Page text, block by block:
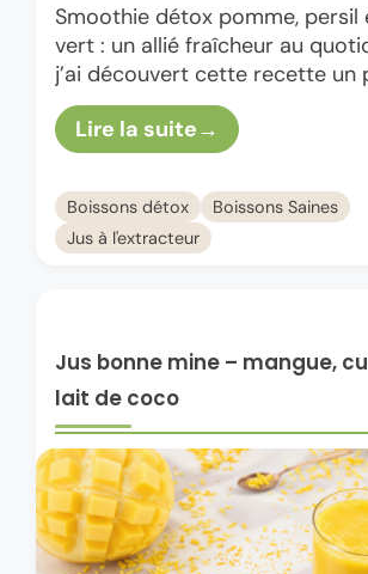
Smoothie détox pomme,
vert : un allié fraîcheur au
j’ai découvert cette recette un
hasard un après-midi où je
improviser un …
Lire la suite
Boissons détox
Boissons Saines
Jus à l'extracteur
Jus bonne mine – mangue,
lait de coco